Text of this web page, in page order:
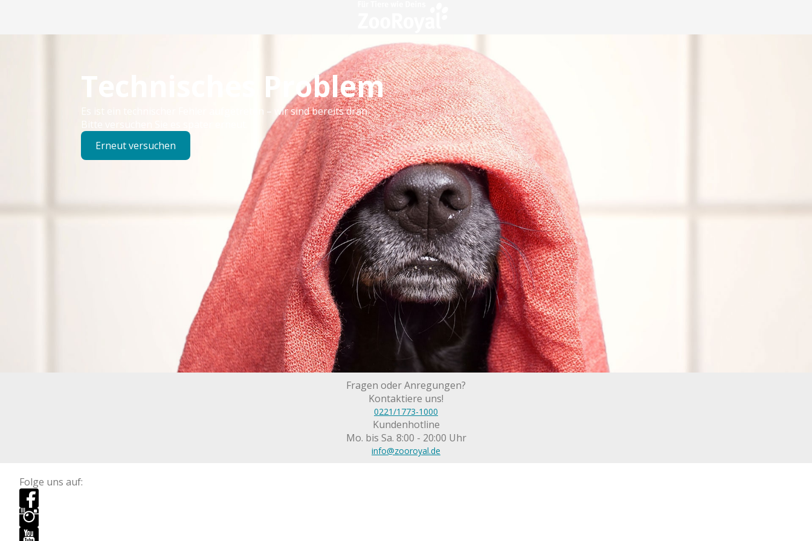
Technisches Problem
Es ist ein technischer Fehler aufgetreten – wir sind bereits dran.
Bitte versuchen Sie es später erneut.
Erneut versuchen
Fragen oder Anregungen?
Kontaktiere uns!
0221/1773-1000
Kundenhotline
Mo. bis Sa. 8:00 - 20:00 Uhr
info@zooroyal.de
Folge uns auf: